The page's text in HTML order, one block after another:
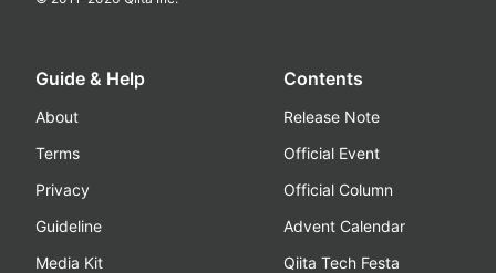
Guide & Help
About
Terms
Privacy
Guideline
Media Kit
Contents
Release Note
Official Event
Official Column
Advent Calendar
Qiita Tech Festa